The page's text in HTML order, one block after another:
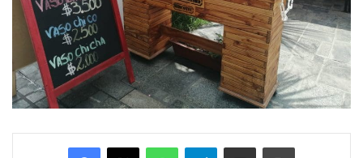
Facebook
X WhatsAppTelegramEnviar vía email Imprimir